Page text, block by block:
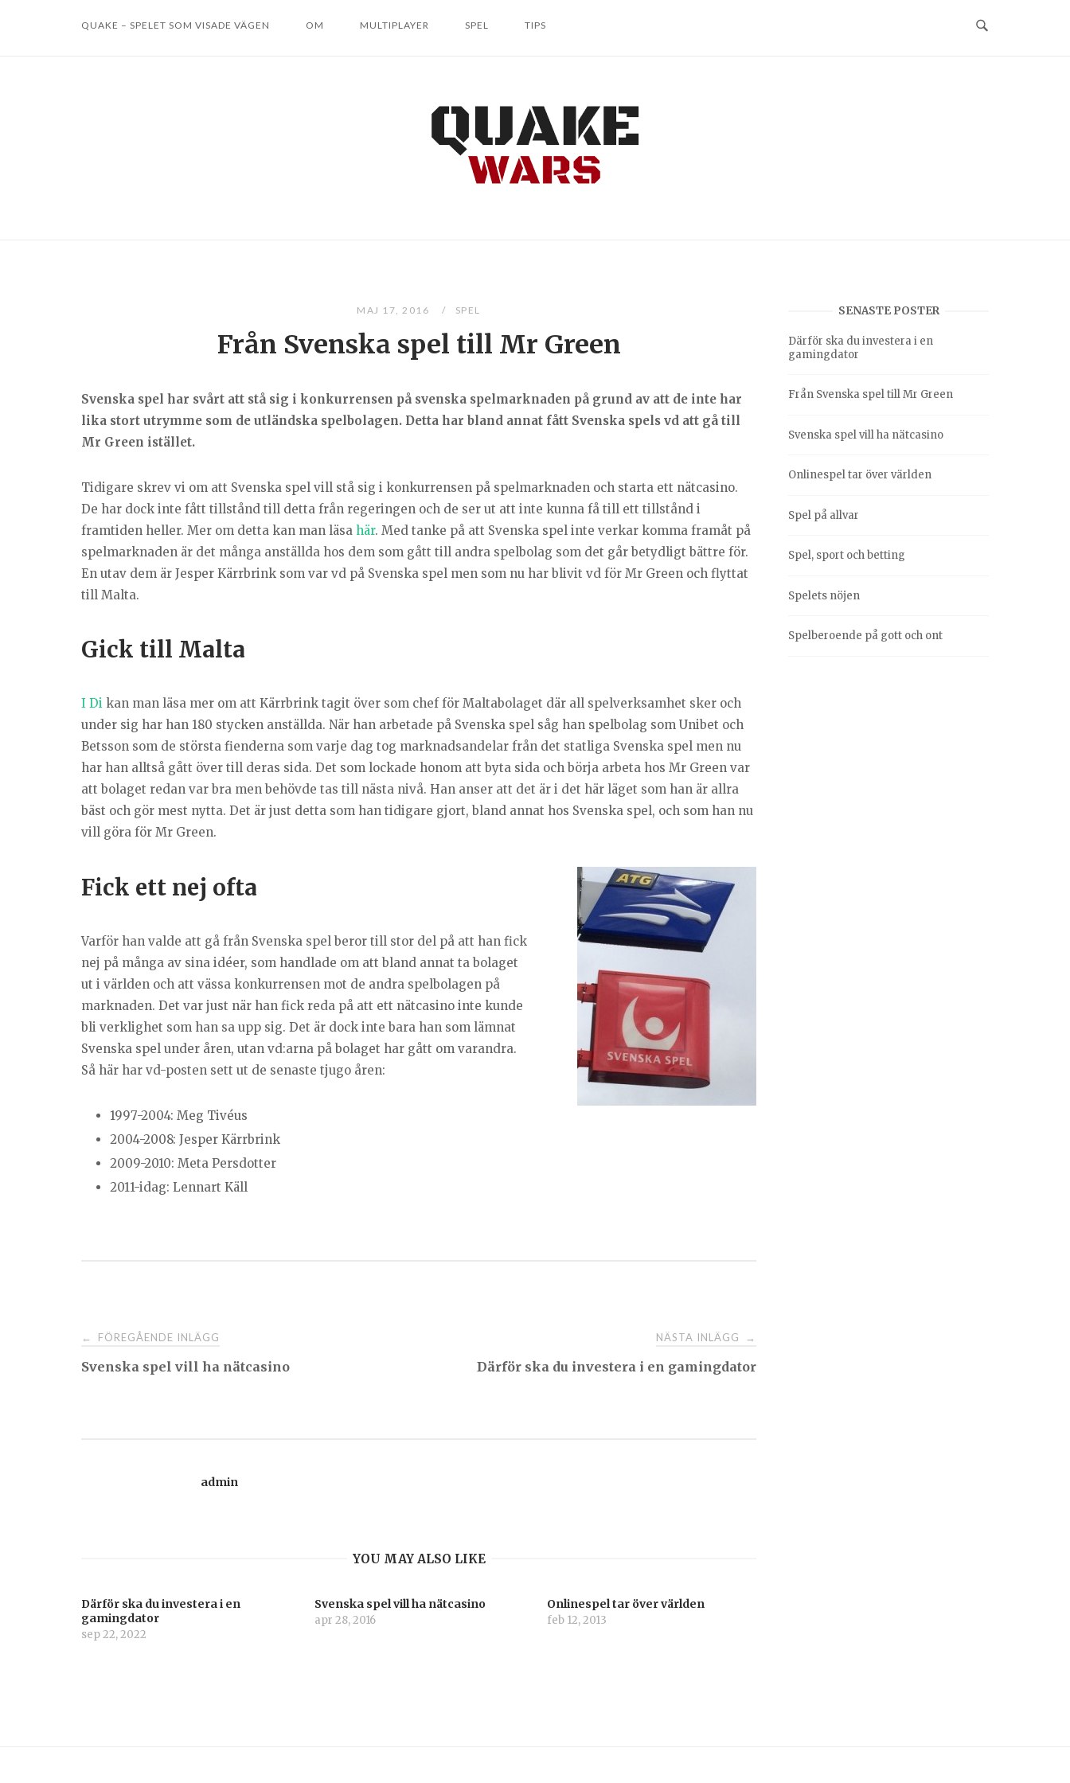
QUAKE – SPELET SOM VISADE VÄGEN OM MULTIPLAYER SPEL TIPS
MAJ 17, 2016 SPEL
Från Svenska spel till Mr Green
Svenska spel har svårt att stå sig i konkurrensen på svenska spelmarknaden på grund av att de inte har
lika stort utrymme som de utländska spelbolagen. Detta har bland annat fått Svenska spels vd att gå till
Mr Green istället.
Tidigare skrev vi om att Svenska spel vill stå sig i konkurrensen på spelmarknaden och starta ett nätcasino.
De har dock inte fått tillstånd till detta från regeringen och de ser ut att inte kunna få till ett tillstånd i
framtiden heller. Mer om detta kan man läsa här. Med tanke på att Svenska spel inte verkar komma framåt på
spelmarknaden är det många anställda hos dem som gått till andra spelbolag som det går betydligt bättre för.
En utav dem är Jesper Kärrbrink som var vd på Svenska spel men som nu har blivit vd för Mr Green och flyttat
till Malta.
Gick till Malta
I Di kan man läsa mer om att Kärrbrink tagit över som chef för Maltabolaget där all spelverksamhet sker och
under sig har han 180 stycken anställda. När han arbetade på Svenska spel såg han spelbolag som Unibet och
Betsson som de största fienderna som varje dag tog marknadsandelar från det statliga Svenska spel men nu
har han alltså gått över till deras sida. Det som lockade honom att byta sida och börja arbeta hos Mr Green var
att bolaget redan var bra men behövde tas till nästa nivå. Han anser att det är i det här läget som han är allra
bäst och gör mest nytta. Det är just detta som han tidigare gjort, bland annat hos Svenska spel, och som han nu
vill göra för Mr Green.
Fick ett nej ofta
Varför han valde att gå från Svenska spel beror till stor del på att han fick
nej på många av sina idéer, som handlade om att bland annat ta bolaget
ut i världen och att vässa konkurrensen mot de andra spelbolagen på
marknaden. Det var just när han fick reda på att ett nätcasino inte kunde
bli verklighet som han sa upp sig. Det är dock inte bara han som lämnat
Svenska spel under åren, utan vd:arna på bolaget har gått om varandra.
Så här har vd-posten sett ut de senaste tjugo åren:
1997-2004: Meg Tivéus
2004-2008: Jesper Kärrbrink
2009-2010: Meta Persdotter
2011-idag: Lennart Käll
← FÖREGÅENDE INLÄGG
Svenska spel vill ha nätcasino
NÄSTA INLÄGG →
Därför ska du investera i en gamingdator
admin
YOU MAY ALSO LIKE
Därför ska du investera i en
gamingdator
sep 22, 2022
Svenska spel vill ha nätcasino
apr 28, 2016
Onlinespel tar över världen
feb 12, 2013
SENASTE POSTER
Därför ska du investera i en
gamingdator
Från Svenska spel till Mr Green
Svenska spel vill ha nätcasino
Onlinespel tar över världen
Spel på allvar
Spel, sport och betting
Spelets nöjen
Spelberoende på gott och ont